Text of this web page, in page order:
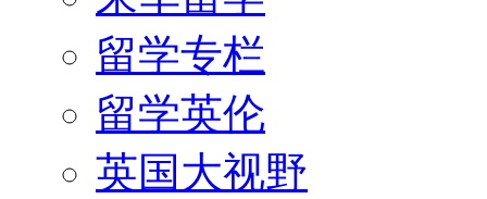
留学专栏
留学英伦
英国大视野